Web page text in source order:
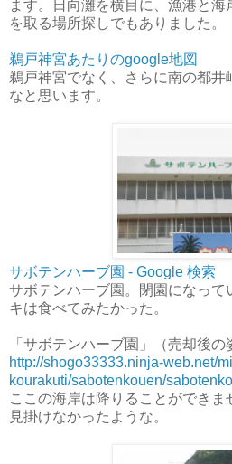
ます。日向灘を横目に、漁港と
を取る場所探しでもありました。
鵜戸神宮あたりのgoogle地図
鵜戸神宮でなく、さらに南の都井
なと思います。
サボテンハーブ園 - Google 検索
サボテンハーブ園。閉園になって
キは食べてみたかった。
「サボテンハーブ園」（売却後
http://shogo33333.ninja-web.net/
kourakuti/sabotenkouen/
ここの海岸は降りることができま
見掛けなかったような。